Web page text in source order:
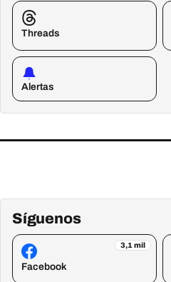
Threads
Alertas
Síguenos
3,1 mil
Facebook